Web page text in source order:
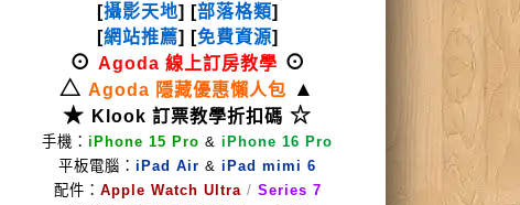
[攝影天地] [部落格類]
[網站推薦] [免費資源]
⊙ Agoda 線上訂房教學 ⊙
△ Agoda 隱藏優惠懶人包
▲
★ Klook 訂票教學折扣碼 ☆
手機： iPhone 15 Pro & iPhone 16 Pro
平板電腦： iPad Air & iPad mimi 6
配件： Apple Watch Ultra / Series 7